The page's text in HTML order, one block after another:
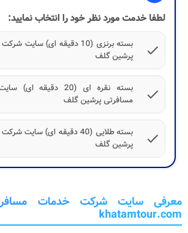
لطفا خدمت مورد نظر خود را انتخاب نمایید:
check
بسته برنزی (10 دقیقه ای)
پرشین گلف
check
بسته نقره ای (20
مسافرتی پرشین گلف
check
بسته طلایی (40 دقیقه ای)
پرشین گلف
معرفی سایت شرکت خدمات
khatamtour.com